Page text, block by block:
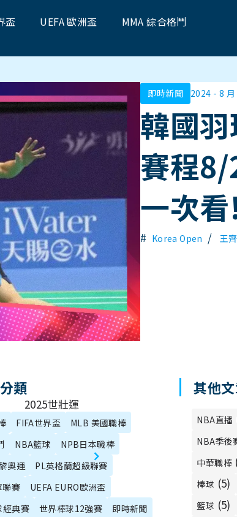
盃 UEFA 歐洲盃 MMA 綜合格鬥
即時新聞 2024 - 8
韓國
賽程
一次
# Korea Open / 王
2025世壯運
將在台灣舉
辦！比賽項
目、報名資
格、直播一次
看！
類
FIFA世界盃
MLB 美國職棒
NBA籃球
NPB日本職棒
奧運
PL英格蘭超級聯賽
聯賽
UEFA EURO歐洲盃
經典賽
世界棒球12強賽
即時新聞
其他
NBA直播
NBA季後
中華職棒
棒球 (5)
籃球 (5)